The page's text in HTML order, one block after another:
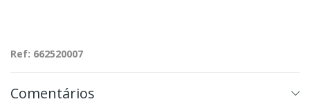
Ref: 662520007
Comentários